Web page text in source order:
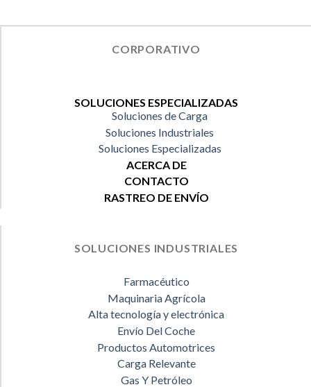
CORPORATIVO
SOLUCIONES ESPECIALIZADAS
Soluciones de Carga
Soluciones Industriales
Soluciones Especializadas
ACERCA DE
CONTACTO
RASTREO DE ENVÍO
SOLUCIONES INDUSTRIALES
Farmacéutico
Maquinaria Agrícola
Alta tecnología y electrónica
Envío Del Coche
Productos Automotrices
Carga Relevante
Gas Y Petróleo